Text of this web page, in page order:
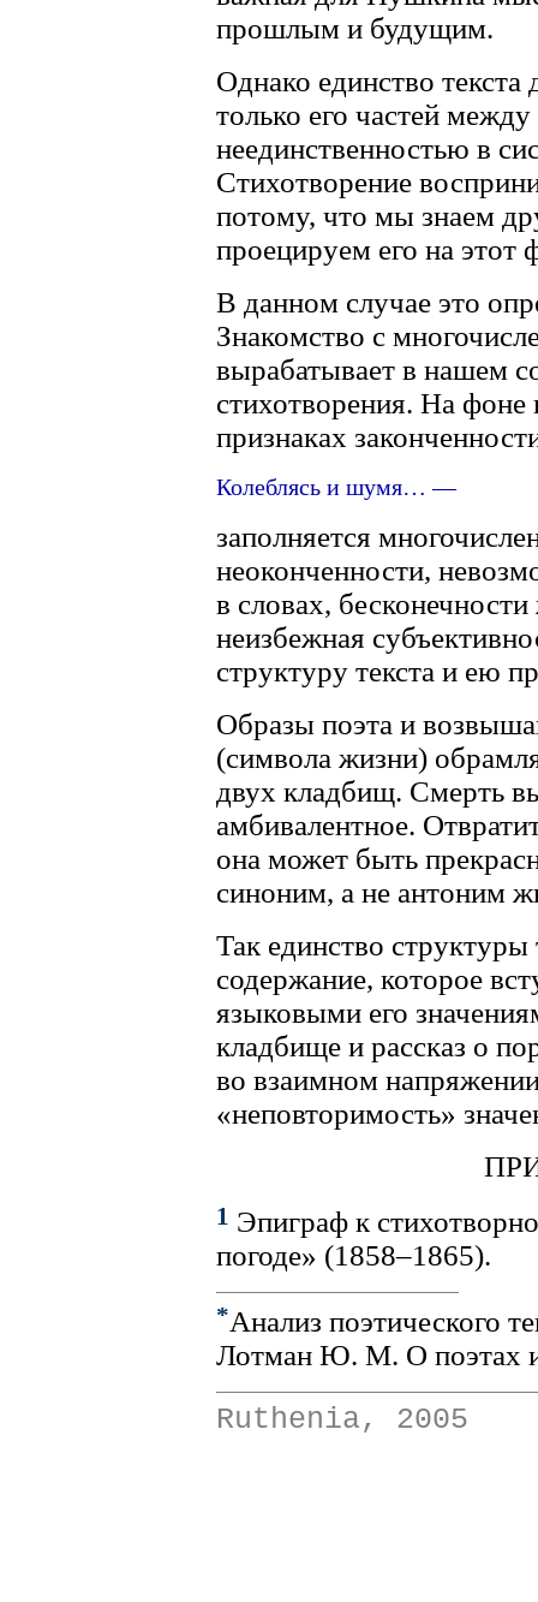
прошлым и будущим.
Однако единство текста
только его частей
неединственностью в
Стихотворение
потому, что мы знаем
проецируем его на этот
В данном случае это
Знакомство с
вырабатывает в нашем
стихотворения. На фоне
признаках
Колеблясь и шумя… —
заполняется
неоконченности,
в словах,
неизбежная
структуру текста и ею
Образы поэта и
(символа жизни)
двух кладбищ. Смерть
амбивалентное.
она может быть
синоним, а не антоним
Так единство структуры
содержание, которое
языковыми его
кладбище и рассказ о
во взаимном
«неповторимость»
1 Эпиграф к
погоде» (1858–1865).
*Анализ поэтического
Лотман Ю. М. О поэтах
Ruthenia, 2005